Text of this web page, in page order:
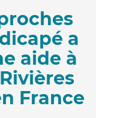
a
aide à
France